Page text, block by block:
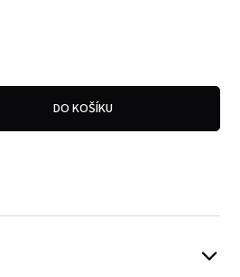
DO KOŠÍKU